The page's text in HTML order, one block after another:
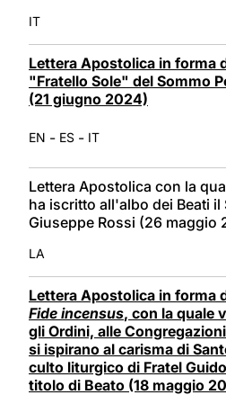
IT
Lettera Apostolica in forma
"Fratello Sole" del Sommo
(21 giugno 2024)
EN - ES - IT
Lettera Apostolica con la
ha iscritto all'albo dei Beati il
Giuseppe Rossi (26 maggio
LA
Lettera Apostolica in forma
Fide incensus, con la quale
gli Ordini, alle
si ispirano al carisma di
culto liturgico di Fratel
titolo di Beato (18 maggio